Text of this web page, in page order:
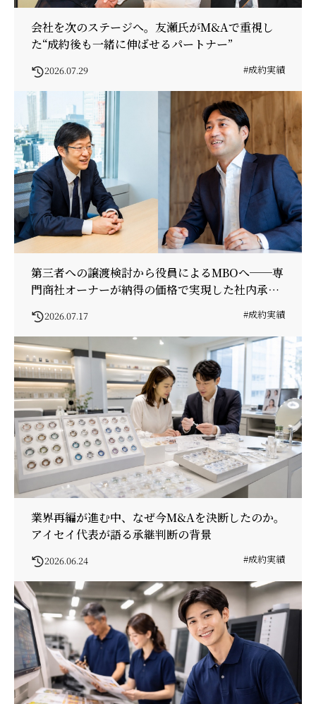
会社を次のステージへ。友瀬氏がM&Aで重視し
た“成約後も一緒に伸ばせるパートナー”
2026.07.29 #成約実績
第三者への譲渡検討から役員によるMBOへ──専
門商社オーナーが納得の価格で実現した社内承継
2026.07.17 #成約実績
業界再編が進む中、なぜ今M&Aを決断したのか。
アイセイ代表が語る承継判断の背景
2026.06.24 #成約実績